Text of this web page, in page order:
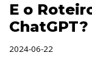
E o
ChatGPT?
2024-06-22